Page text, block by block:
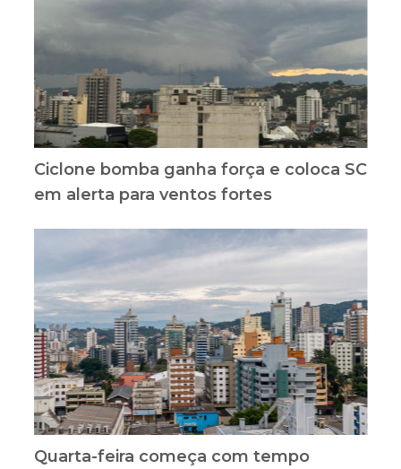
Ciclone bomba ganha força e coloca SC
em alerta para ventos fortes
Quarta-feira começa com tempo